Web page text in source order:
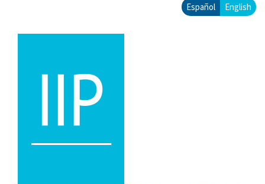
Español English